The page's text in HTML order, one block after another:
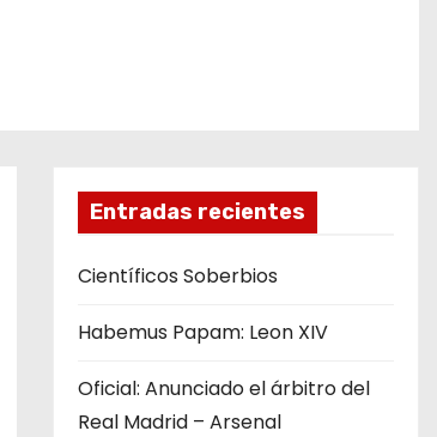
Entradas recientes
Científicos Soberbios
Habemus Papam: Leon XIV
Oficial: Anunciado el árbitro del
Real Madrid – Arsenal